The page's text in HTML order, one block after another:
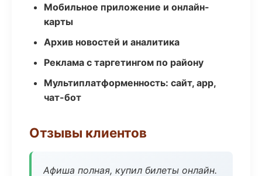
Мобильное приложение и онлайн-
карты
Архив новостей и аналитика
Реклама с таргетингом по району
Мультиплатформенность: сайт, app,
чат-бот
Отзывы клиентов
Афиша полная, купил билеты онлайн.